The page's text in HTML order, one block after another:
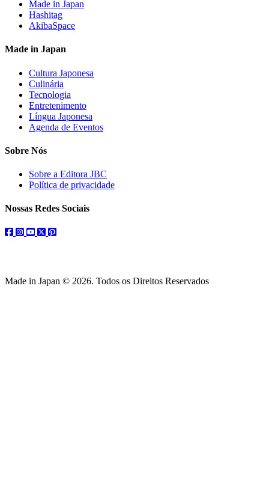
Made in Japan
Hashitag
AkibaSpace
Made in Japan
Cultura Japonesa
Culinária
Tecnologia
Entretenimento
Língua Japonesa
Agenda de Eventos
Sobre Nós
Sobre a Editora JBC
Política de privacidade
Nossas Redes Sociais
facebook
instagram
youtube
twitterpinterest
Made in Japan © 2026. Todos os Direitos Reservados